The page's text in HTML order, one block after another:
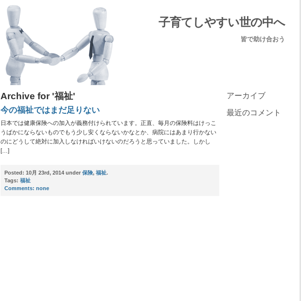
子育てしやすい世の中へ
皆で助け合おう
アーカイブ
最近のコメント
Archive for '福祉'
今の福祉ではまだ足りない
日本では健康保険への加入が義務付けられています。正直、毎月の保険料はけっこ
うばかにならないものでもう少し安くならないかなとか、病院にはあまり行かない
のにどうして絶対に加入しなければいけないのだろうと思っていました。しかし
[…]
Posted: 10月 23rd, 2014 under 保険, 福祉.
Tags: 福祉
Comments: none